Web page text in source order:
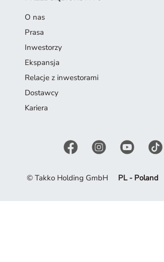
O nas
Prasa
Inwestorzy
Ekspansja
Relacje z inwestorami
Dostawcy
Kariera
© Takko Holding GmbH PL - Poland